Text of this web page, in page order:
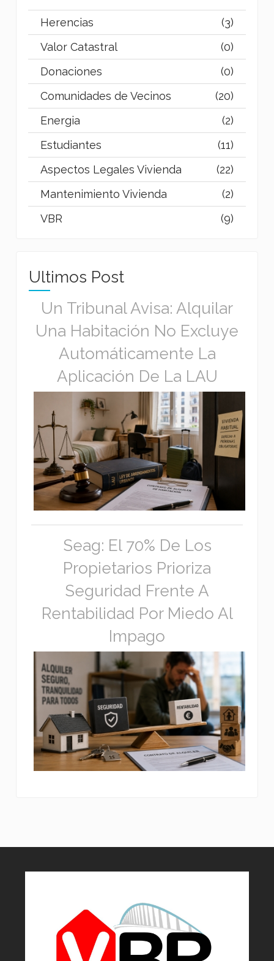
Herencias
(3)
Valor Catastral
(0)
Donaciones
(0)
Comunidades de Vecinos
(20)
Energia
(2)
Estudiantes
(11)
Aspectos Legales Vivienda
(22)
Mantenimiento Vivienda
(2)
VBR
(9)
Ultimos Post
Un Tribunal Avisa: Alquilar
Una Habitación No Excluye
Automáticamente La
Aplicación De La LAU
Seag: El 70% De Los
Propietarios Prioriza
Seguridad Frente A
Rentabilidad Por Miedo Al
Impago